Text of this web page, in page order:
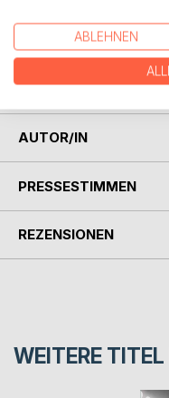
Kunstform. Das
Hausa-Literatur, wurde
Englisch, Arabisch,
inspirierte
AUTOR/IN
PRESSESTIMMEN
REZENSIONEN
WEITERE TITEL
ABLEHNEN